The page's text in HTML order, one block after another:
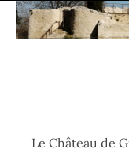
Le Château de